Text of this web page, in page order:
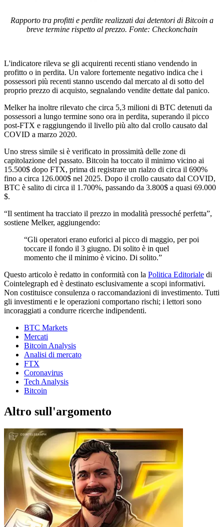
Rapporto tra profitti e perdite realizzati dai detentori di Bitcoin a
breve termine rispetto al prezzo. Fonte: Checkonchain
L'indicatore rileva se gli acquirenti recenti stiano vendendo in
profitto o in perdita. Un valore fortemente negativo indica che i
possessori più recenti stanno uscendo dal mercato al di sotto del
proprio prezzo di acquisto, segnalando vendite dettate dal panico.
Melker ha inoltre rilevato che circa 5,3 milioni di BTC detenuti da
possessori a lungo termine sono ora in perdita, superando il picco
post-FTX e raggiungendo il livello più alto dal crollo causato dal
COVID a marzo 2020.
Uno stress simile si è verificato in prossimità delle zone di
capitolazione del passato. Bitcoin ha toccato il minimo vicino ai
15.500$ dopo FTX, prima di registrare un rialzo di circa il 690%
fino a circa 126.000$ nel 2025. Dopo il crollo causato dal COVID,
BTC è salito di circa il 1.700%, passando da 3.800$ a quasi 69.000
$.
“Il sentiment ha tracciato il prezzo in modalità pressoché perfetta”,
sostiene Melker, aggiungendo:
“Gli operatori erano euforici al picco di maggio, per poi
toccare il fondo il 3 giugno. Di solito è in quel
momento che il minimo è vicino. Di solito.”
Questo articolo è redatto in conformità con la Politica Editoriale di
Cointelegraph ed è destinato esclusivamente a scopi informativi.
Non costituisce consulenza o raccomandazioni di investimento. Tutti
gli investimenti e le operazioni comportano rischi; i lettori sono
incoraggiati a condurre ricerche indipendenti.
BTC Markets
Mercati
Bitcoin Analysis
Analisi di mercato
FTX
Coronavirus
Tech Analysis
Bitcoin
Altro sull'argomento